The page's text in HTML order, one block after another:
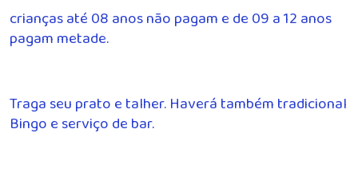
crianças até 08 anos não pagam e de 09 a 12 anos
pagam metade.
Traga seu prato e talher. Haverá também tradicional
Bingo e serviço de bar.